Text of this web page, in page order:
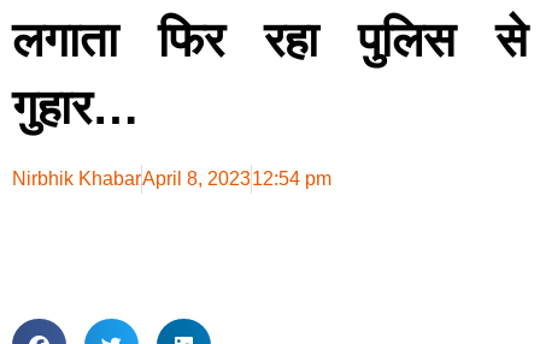
लगाता फिर रहा पुलिस से
गुहार…
Nirbhik KhabarApril 8, 202312:54 pm